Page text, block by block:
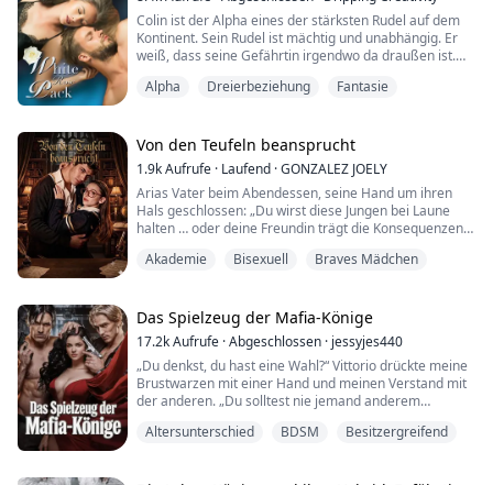
Bereichen ihres Lebens weiter. Doch als sie sah, wie
ihre Mutte...
Colin ist der Alpha eines der stärksten Rudel auf dem
Kontinent. Sein Rudel ist mächtig und unabhängig. Er
weiß, dass seine Gefährtin irgendwo da draußen ist.
verschiedenen Rudeln, Zirkeln, Stämmen und sogar
Nestern. Dann gibt es noch die endlose ...
Alpha Dreierbeziehung Fantasie
Von den Teufeln beansprucht
1.9kAufrufe · Laufend ·GONZALEZ JOELY
Arias Vater beim Abendessen, seine Hand um ihren
Hals geschlossen: „Du wirst diese Jungen bei Laune
halten … oder deine Freundin trägt die Konsequenzen.“
verabscheut diese elitäre, oberflächliche Welt.
Aufgezogen von ihrer geliebten Nanny, nicht von ihren
distanzierten, karrierebesessenen Elt...
Akademie Bisexuell Braves Mädchen
Das Spielzeug der Mafia-Könige
17.2kAufrufe ·Abgeschlossen · jessyjes440
„Du denkst, du hast eine Wahl?“ Vittorio drückte meine
Brustwarzen mit einer Hand und meinen Verstand mit
der anderen. „Du solltest nie jemand anderem
sah.“ Seine Stimme war ein tödliches Flüstern.
Altersunterschied BDSM Besitzergreifend